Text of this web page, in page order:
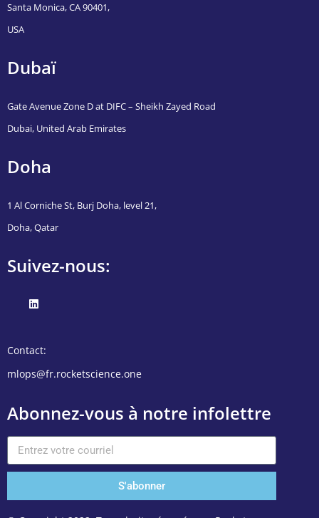
Santa Monica, CA 90401,
USA
Dubaï
Gate Avenue Zone D at DIFC – Sheikh Zayed Road
Dubai, United Arab Emirates
Doha
1 Al Corniche St, Burj Doha, level 21,
Doha, Qatar
Suivez-nous:
Contact:
mlops@fr.rocketscience.one
Abonnez-vous à notre infolettre
S'abonner